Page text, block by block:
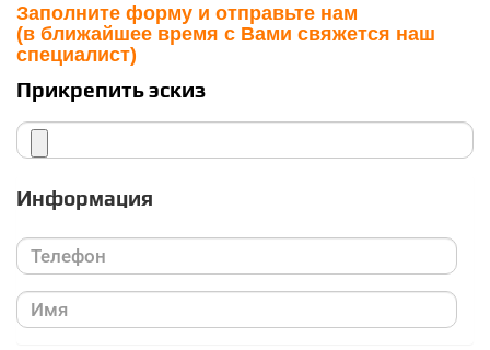
Заполните форму и отправьте нам
(в ближайшее время с Вами свяжется наш
специалист)
Прикрепить эскиз
Информация